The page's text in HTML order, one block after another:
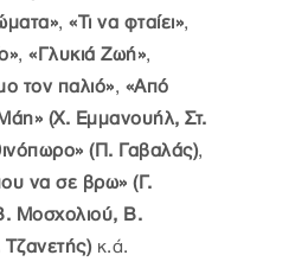
, «Τι να φταίει»,
, «Γλυκιά Ζωή»,
τον παλιό», «Από
(Χ. Εμμανουήλ, Στ.
(Π. Γαβαλάς),
να σε βρω» (Γ.
Μοσχολιού, Β.
κ.ά.